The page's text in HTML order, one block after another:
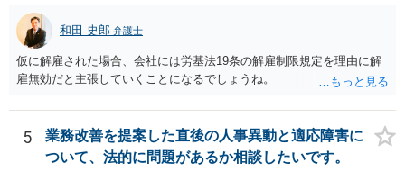
個人としても、相手に対してプライバシー侵害等に基づく損害賠償
（慰謝料）を請求する選択肢がありえます（ただし、金額は多額にな
らない可能性があります。）。
和田 史郎 弁護士
仮に解雇された場合、会社には労基法19条の解雇制限規定を理由に解
雇無効だと主張していくことになるでしょうね。
5
業務改善を提案した直後の人事異動と適応障害に
ついて、法的に問題があるか相談したいです。